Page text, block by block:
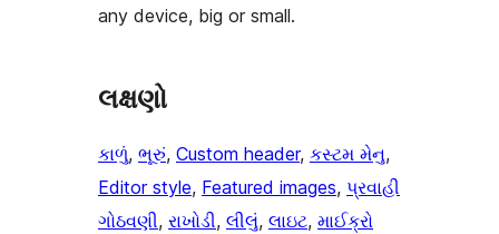
any device, big or small.
લક્ષણો
કાળું, ભૂરું, Custom header, કસ્ટમ મેનુ
Editor style, Featured images, પ્રવાહી
ગોઠવણી, રાખોડી, લીલું, લાઇટ, માઈક્રો